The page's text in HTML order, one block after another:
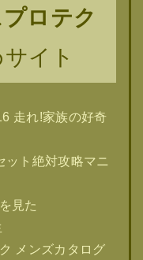
ロテク
イト
走れ!家族の好奇
ット絶対攻略マニ
見た
メンズカタログ